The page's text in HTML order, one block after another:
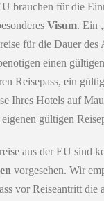
brauchen für die
Visum. Ein
für die Dauer des
einen
Reisepass, ein
Ihres Hotels auf
gültigen
aus der EU sind
vorgesehen. Wir
vor Reiseantritt die